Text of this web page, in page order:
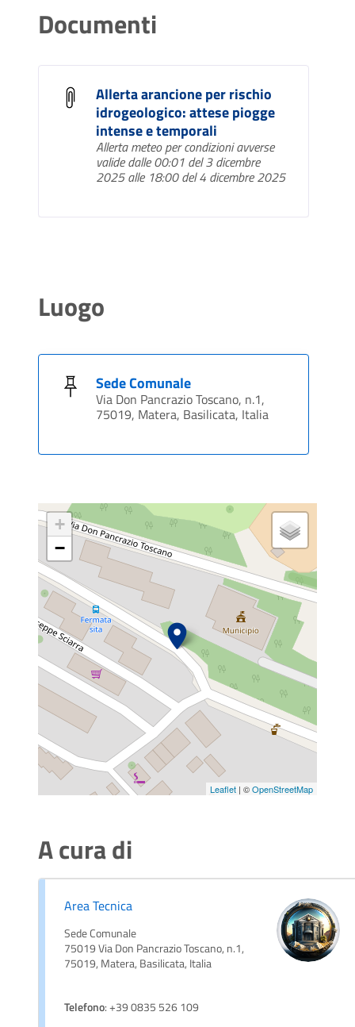
Documenti
Allerta arancione per rischio
idrogeologico: attese piogge
intense e temporali
Allerta meteo per condizioni avverse
valide dalle 00:01 del 3 dicembre
2025 alle 18:00 del 4 dicembre 2025
Luogo
Sede Comunale
Via Don Pancrazio Toscano, n.1,
75019, Matera, Basilicata, Italia
+
−
Leaflet | ©OpenStreetMap
A cura di
Area Tecnica
Sede Comunale
75019 Via Don Pancrazio Toscano, n.1,
75019, Matera, Basilicata, Italia
Telefono: +39 0835 526 109